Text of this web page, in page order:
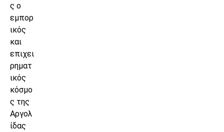
ς ο
εμπορ
ικός
και
επιχει
ρηματ
ικός
κόσμο
ς της
Αργολ
ίδας